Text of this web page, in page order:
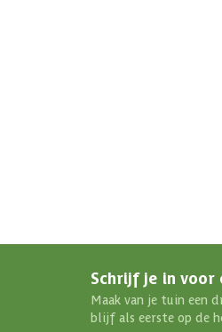
Schrijf je in voor
Maak van je tuin een
blijf als eerste op de